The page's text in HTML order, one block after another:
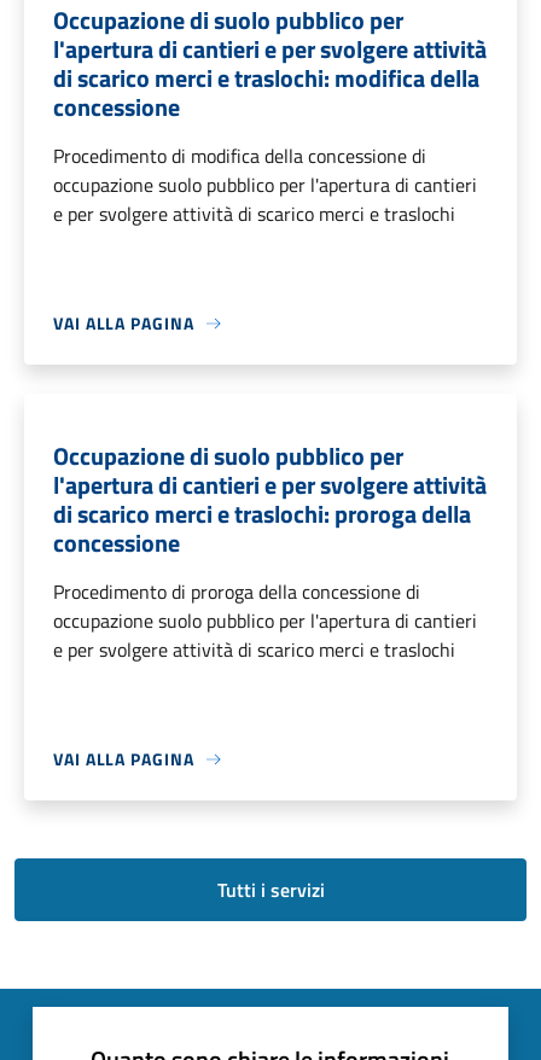
Occupazione di suolo pubblico per
l'apertura di cantieri e per svolgere attività
di scarico merci e traslochi: modifica della
concessione
Procedimento di modifica della concessione di
occupazione suolo pubblico per l'apertura di cantieri
e per svolgere attività di scarico merci e traslochi
VAI ALLA PAGINA
Occupazione di suolo pubblico per
l'apertura di cantieri e per svolgere attività
di scarico merci e traslochi: proroga della
concessione
Procedimento di proroga della concessione di
occupazione suolo pubblico per l'apertura di cantieri
e per svolgere attività di scarico merci e traslochi
VAI ALLA PAGINA
Tutti i servizi